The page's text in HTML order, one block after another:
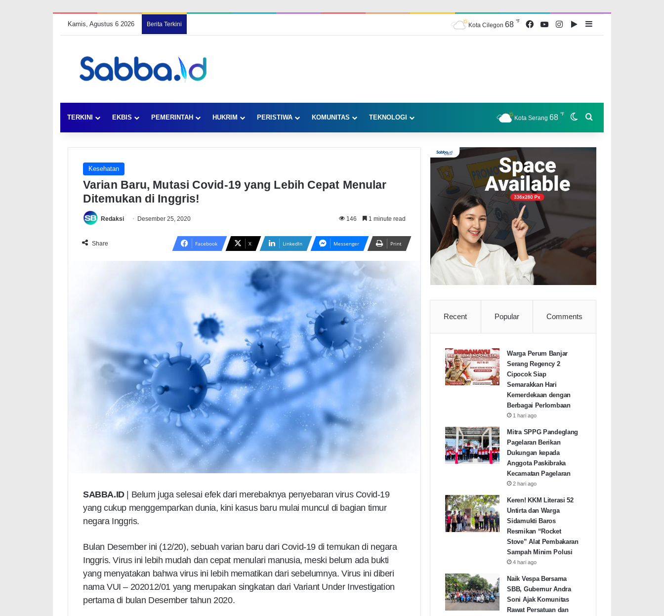
Kamis, Agustus 6 2026 Berita Terkini Kota Cilegon 68 ℉ Facebook
YouTubeInstagramGoogle Play
Sidebar
TERKINI EKBIS PEMERINTAH HUKRIM PERISTIWA KOMUNITAS TEKNOLOGI Kota Serang 68 ℉ Switch skin
Kesehatan
Varian Baru, Mutasi Covid-19 yang Lebih Cepat Menular
Ditemukan di Inggris!
Redaksi Desember 25, 2020 146 1 minute read
Share Facebook X LinkedIn Messenger Print
SABBA.ID| Belum juga selesai efek dari merebaknya penyebaran virus Covid-19
yang cukup menggemparkan dunia, kini kasus baru mulai muncul di bagian timur
negara Inggris.
Bulan Desember ini (12/20), sebuah varian baru dari Covid-19 di temukan di negara
Inggris. Virus ini lebih mudah dan cepat menulari manusia, meski belum ada bukti
yang menyatakan bahwa virus ini lebih mematikan dari sebelumnya. Virus ini diberi
nama VUI – 202012/01 yang merupakan singkatan dari Variant Under Investigation
pertama di bulan Desember tahun 2020.
Recent Popular Comments
Warga Perum Banjar
Serang Regency 2
Cipocok Siap
Semarakkan Hari
Kemerdekaan dengan
Berbagai Perlombaan
1 hari ago
Mitra SPPG Pandeglang
Pagelaran Berikan
Dukungan kepada
Anggota Paskibraka
Kecamatan Pagelaran
2 hari ago
Keren! KKM Literasi 52
Untirta dan Warga
Sidamukti Baros
Resmikan “Rocket
Stove” Alat Pembakaran
Sampah Minim Polusi
4 hari ago
Naik Vespa Bersama
SBB, Gubernur Andra
Soni Ajak Komunitas
Rawat Persatuan dan